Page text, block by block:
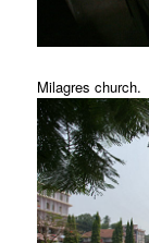
Milagres church.